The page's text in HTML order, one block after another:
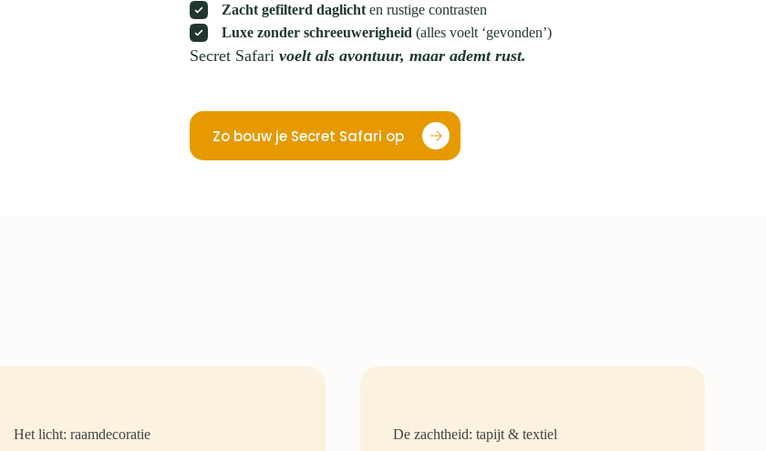
Zacht gefilterd daglicht en rustige contrasten
Luxe zonder schreeuwerigheid (alles voelt ‘gevonden’)
Secret Safari voelt als avontuur, maar ademt rust.
Zo bouw je Secret Safari op
Het licht: raamdecoratie
De zachtheid: tapijt & textiel